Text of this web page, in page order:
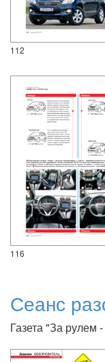
112
116
Сеанс
Газета "За рулем